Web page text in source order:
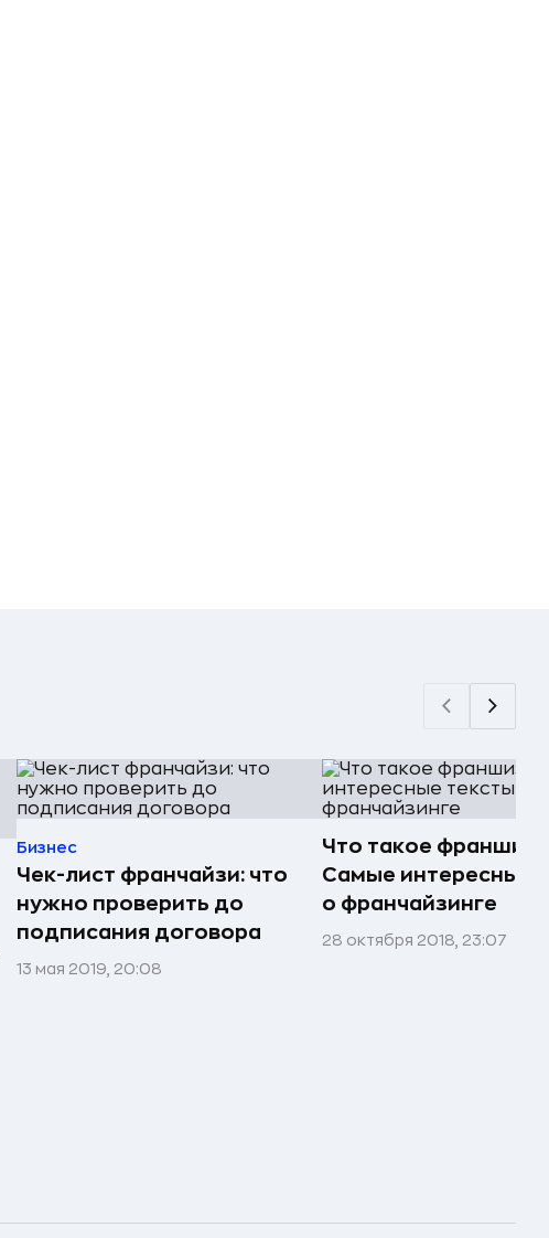
Бизнес
Чек-лист франчайзи: что
нужно проверить до
подписания договора
13 мая 2019, 20:08
Что такое
Самые интересные
о франчайзинге
28 октября 2018, 23:07